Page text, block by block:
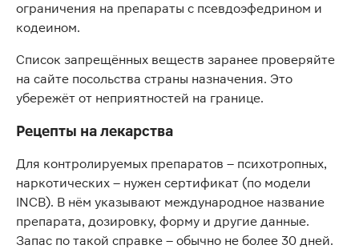
ограничения на препараты с псевдоэфедрином и
кодеином.
Список запрещённых веществ заранее проверяйте
на сайте посольства страны назначения. Это
убережёт от неприятностей на границе.
Рецепты на лекарства
Для контролируемых препаратов – психотропных,
наркотических – нужен сертификат (по модели
INCB). В нём указывают международное название
препарата, дозировку, форму и другие данные.
Запас по такой справке – обычно не более 30 дней.